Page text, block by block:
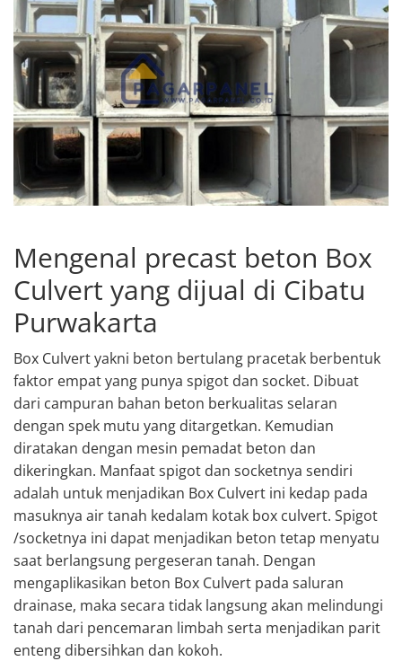
Mengenal precast beton Box
Culvert yang dijual di Cibatu
Purwakarta
Box Culvert yakni beton bertulang pracetak berbentuk
faktor empat yang punya spigot dan socket. Dibuat
dari campuran bahan beton berkualitas selaran
dengan spek mutu yang ditargetkan. Kemudian
diratakan dengan mesin pemadat beton dan
dikeringkan. Manfaat spigot dan socketnya sendiri
adalah untuk menjadikan Box Culvert ini kedap pada
masuknya air tanah kedalam kotak box culvert. Spigot
/socketnya ini dapat menjadikan beton tetap menyatu
saat berlangsung pergeseran tanah. Dengan
mengaplikasikan beton Box Culvert pada saluran
drainase, maka secara tidak langsung akan melindungi
tanah dari pencemaran limbah serta menjadikan parit
enteng dibersihkan dan kokoh.